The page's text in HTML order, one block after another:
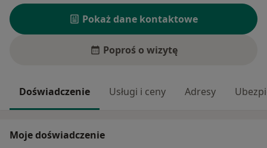
Pokaż dane kontaktowe
Poproś o wizytę
Doświadczenie Usługi i ceny Adresy
Moje doświadczenie